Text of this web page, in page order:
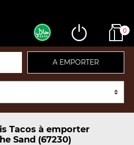
0
A EMPORTER
Tacos à emporter
Sand (67230)